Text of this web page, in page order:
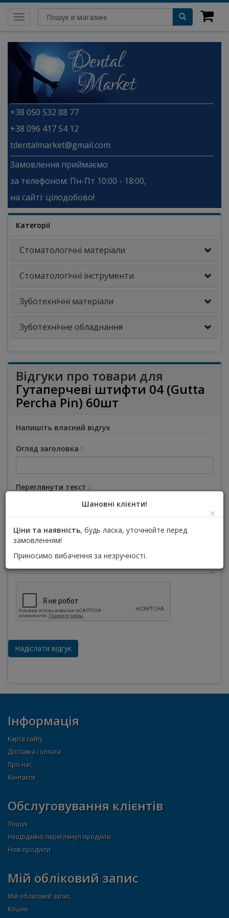
Toggle
navigation
+38 050 532 88 77
+38 096 417 54 12
tdentalmarket@gmail.com
Замовлення приймаємо
за телефоном: Пн-Пт 10:00 - 18:00,
на сайті: цілодобово!
Категорії
Стоматологічні матеріали
Стоматологічні інструменти
Зуботехнічні матеріали
Зуботехнічне обладнання
Відгуки про товари для
Гутаперчеві штифти 04 (Gutta
Percha Pin) 60шт
Напишіть власний відгук
Огляд заголовка :
Переглянути текст :
Інформація
Карта сайту
Доставка і оплата
Про нас
Контакти
Обслуговування клієнтів
Пошук
Нещодавно переглянуті продукти
Нові продукти
Мій обліковий запис
Мій обліковий запис
Кошик
Шановні клієнти!
×
Ціни та наявність, будь ласка, уточнюйте перед
замовленням!
Приносимо вибачення за незручності.